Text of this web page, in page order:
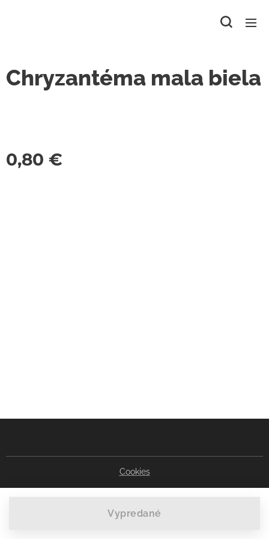
Chryzantéma mala biela
0,80 €
Vypredané
Cookies